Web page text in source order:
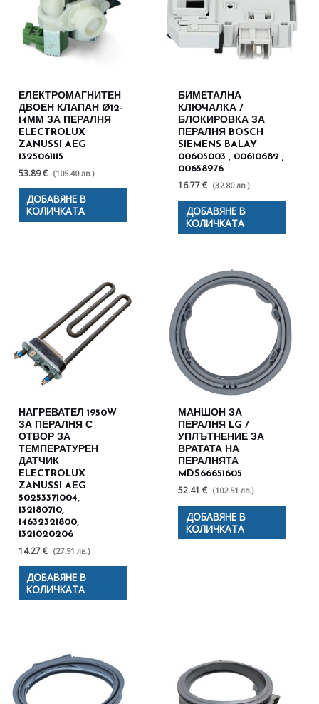
ЕЛЕКТРОМАГНИТЕН
ДВОЕН КЛАПАН Ø12-
14ММ ЗА ПЕРАЛНЯ
ELECTROLUX
ZANUSSI AEG
1325061115
53.89 € (105.40 лв.)
ДОБАВЯНЕ В
КОЛИЧКАТА
БИМЕТАЛНА
КЛЮЧАЛКА /
БЛОКИРОВКА ЗА
ПЕРАЛНЯ BOSCH
SIEMENS BALAY
00605003 , 00610682 ,
00658976
16.77 € (32.80 лв.)
ДОБАВЯНЕ В
КОЛИЧКАТА
НАГРЕВАТЕЛ 1950W
ЗА ПЕРАЛНЯ С
ОТВОР ЗА
ТЕМПЕРАТУРЕН
ДАТЧИК
ELECTROLUX
ZANUSSI AEG
50253371004,
132180710,
14632321800,
1321020206
14.27 € (27.91 лв.)
ДОБАВЯНЕ В
КОЛИЧКАТА
МАНШОН ЗА
ПЕРАЛНЯ LG /
УПЛЪТНЕНИЕ ЗА
ВРАТАТА НА
ПЕРАЛНЯТА
MDS66651605
52.41 € (102.51 лв.)
ДОБАВЯНЕ В
КОЛИЧКАТА